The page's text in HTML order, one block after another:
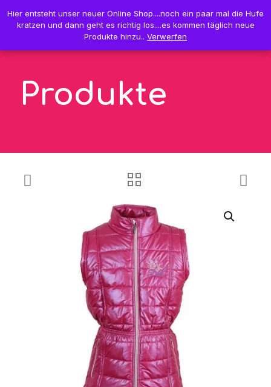
0 0,00 €
Produkte
Hier entsteht unser neuer Online Shop....noch ein paar mal die Hufe
kratzen und dann geht es richtig los....es kommen täglich neue
Produkte hinzu.. Verwerfen
Hier entsteht unser neuer Online Shop....noch ein paar mal die Hufe
kratzen und dann geht es richtig los....es kommen täglich neue
Produkte hinzu.. Verwerfen